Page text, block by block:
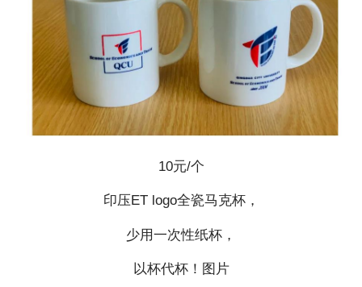
10元/个
印压ET logo全瓷马克杯，
少用一次性纸杯，
以杯代杯！图片